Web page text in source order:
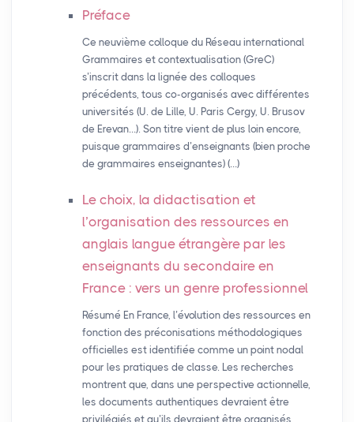
Préface
Ce neuvième colloque du Réseau international
Grammaires et contextualisation (GreC)
s’inscrit dans la lignée des colloques
précédents, tous co-organisés avec différentes
universités (U. de Lille, U. Paris Cergy, U. Brusov
de Erevan…). Son titre vient de plus loin encore,
puisque grammaires d’enseignants (bien proche
de grammaires enseignantes) (…)
Le choix, la didactisation et
l’organisation des ressources en
anglais langue étrangère par les
enseignants du secondaire en
France : vers un genre professionnel
Résumé En France, l’évolution des ressources en
fonction des préconisations méthodologiques
officielles est identifiée comme un point nodal
pour les pratiques de classe. Les recherches
montrent que, dans une perspective actionnelle,
les documents authentiques devraient être
privilégiés et qu’ils devraient être organisés